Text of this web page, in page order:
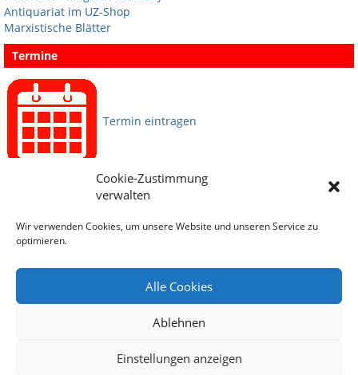
Cookie-Zustimmung
verwalten
Wir verwenden Cookies, um unsere Website und unseren Service zu
optimieren.
Alle Cookies
Ablehnen
Einstellungen anzeigen
Antiquariat im UZ-Shop
Marxistische Blätter
Termine
Termin eintragen
Social Media
Datenschutz